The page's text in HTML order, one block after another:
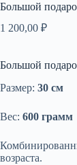
Большой
1 200,00 ₽
Большой
Размер: 30 см
Вес: 600 грамм
возраста.